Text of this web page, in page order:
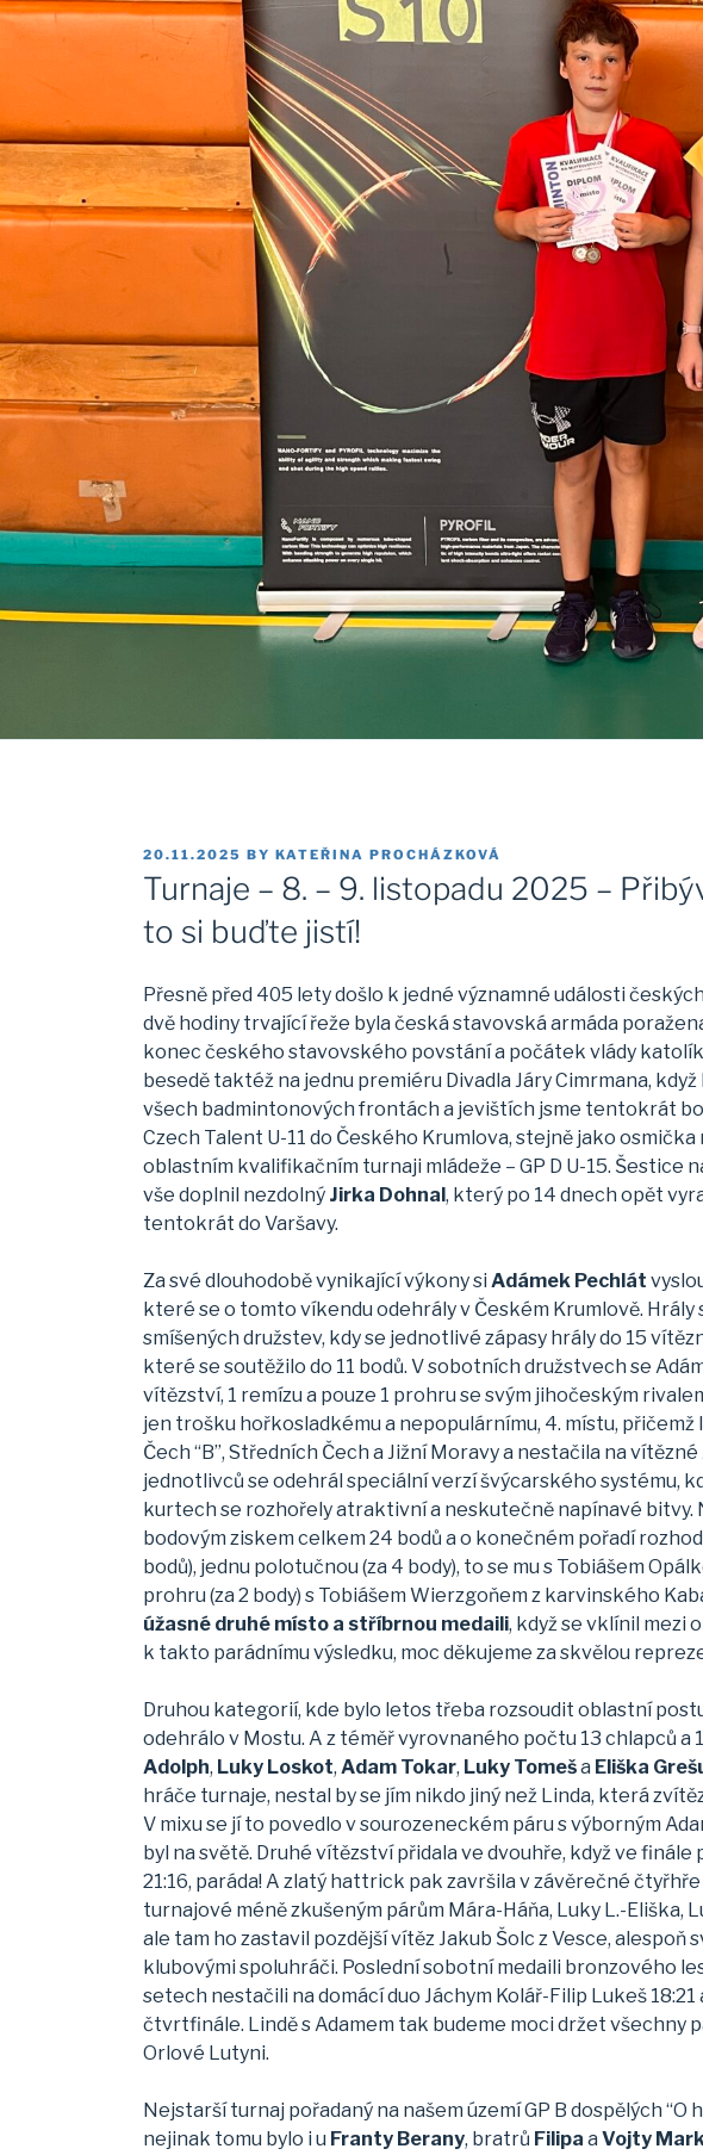
POSTED
ON
20.11.2025 BY KATEŘINA PROCHÁZKOVÁ
Turnaje – 8. – 9. listopadu 2025 –
to si buďte jistí!
Přesně před 405 lety došlo k jedné významné události
dvě hodiny trvající řeže byla česká stavovská armáda
konec českého stavovského povstání a počátek vlády
besedě taktéž na jednu premiéru Divadla Járy Cimrmana,
všech badmintonových frontách a jevištích jsme tentokrát
Czech Talent U-11 do Českého Krumlova, stejně jako
oblastním kvalifikačním turnaji mládeže – GP D U-15. Šestice
vše doplnil nezdolný Jirka Dohnal, který po 14 dnech opět
tentokrát do Varšavy.
Za své dlouhodobě vynikající výkony si Adámek Pechlát
které se o tomto víkendu odehrály v Českém Krumlově.
smíšených družstev, kdy se jednotlivé zápasy hrály do 15
které se soutěžilo do 11 bodů. V sobotních družstvech se
vítězství, 1 remízu a pouze 1 prohru se svým jihočeským
jen trošku hořkosladkému a nepopulárnímu, 4. místu,
Čech “B”, Středních Čech a Jižní Moravy a nestačila na
jednotlivců se odehrál speciální verzí švýcarského systému,
kurtech se rozhořely atraktivní a neskutečně napínavé
bodovým ziskem celkem 24 bodů a o konečném pořadí
bodů), jednu polotučnou (za 4 body), to se mu s Tobiášem
prohru (za 2 body) s Tobiášem Wierzgoňem z karvinského
úžasné druhé místo a stříbrnou medaili, když se vklínil mezi
k takto parádnímu výsledku, moc děkujeme za skvělou
Druhou kategorií, kde bylo letos třeba rozsoudit oblastní
odehrálo v Mostu. A z téměř vyrovnaného počtu 13 chlapců
Adolph, Luky Loskot, Adam Tokar, Luky Tomeša Eliška
hráče turnaje, nestal by se jím nikdo jiný než Linda, která
V mixu se jí to povedlo v sourozeneckém páru s výborným
byl na světě. Druhé vítězství přidala ve dvouhře, když ve
21:16, paráda! A zlatý hattrick pak završila v závěrečné
turnajové méně zkušeným párům Mára-Háňa, Luky L.-
ale tam ho zastavil pozdější vítěz Jakub Šolc z Vesce, alespoň
klubovými spoluhráči. Poslední sobotní medaili bronzového
setech nestačili na domácí duo Jáchym Kolář-Filip Lukeš
čtvrtfinále. Lindě s Adamem tak budeme moci držet všechny
Orlové Lutyni.
Nejstarší turnaj pořadaný na našem území GP B dospělých
nejinak tomu bylo i u Franty Berany, bratrů Filipa a Vojty